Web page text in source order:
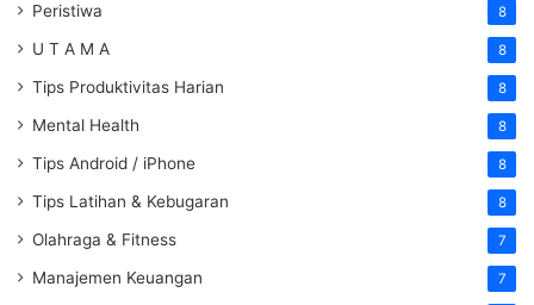
Peristiwa 8
U T A M A 8
Tips Produktivitas Harian 8
Mental Health 8
Tips Android / iPhone 8
Tips Latihan & Kebugaran 8
Olahraga & Fitness 7
Manajemen Keuangan 7